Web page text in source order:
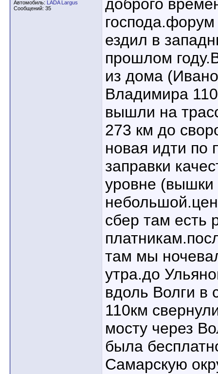
Автомобиль: LADA Largus
Сообщений: 35
доброго
господа.форум
ездил в
прошлом
из дома
Владимира
вышли на
273 км до
новая идти по
заправки
уровне (вышки
сбер там есть
там мы
утра.до
вдоль Волги в
110км
мосту через
была
Самарскую